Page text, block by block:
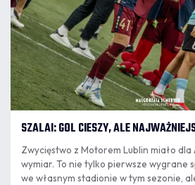
SZALAI: GOL CIESZY, ALE
Zwycięstwo z Motorem Lublin miało
wymiar. To nie tylko pierwsze wygrane
we własnym stadionie w tym sezonie,